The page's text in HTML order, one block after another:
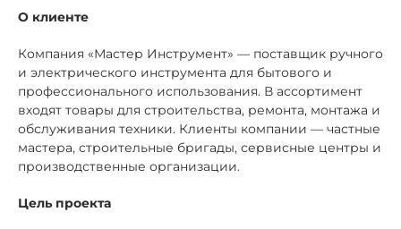
О клиенте
Компания «Мастер Инструмент» — поставщик ручного
и электрического инструмента для бытового и
профессионального использования. В ассортимент
входят товары для строительства, ремонта, монтажа и
обслуживания техники. Клиенты компании — частные
мастера, строительные бригады, сервисные центры и
производственные организации.
Цель проекта